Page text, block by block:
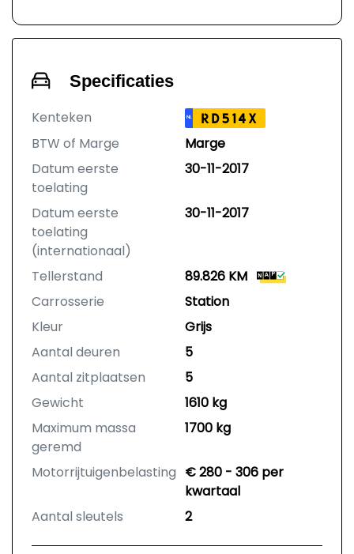
Specificaties
Kenteken NL RD514X
BTW of Marge
Marge
Datum eerste
toelating
30-11-2017
Datum eerste
toelating
(internationaal)
30-11-2017
Tellerstand
89.826 KM
Carrosserie
Station
Kleur
Grijs
Aantal deuren
5
Aantal zitplaatsen
5
Gewicht
1610 kg
Maximum massa
geremd
1700 kg
Motorrijtuigenbelasting € 280 - 306 per
kwartaal
Aantal sleutels
2